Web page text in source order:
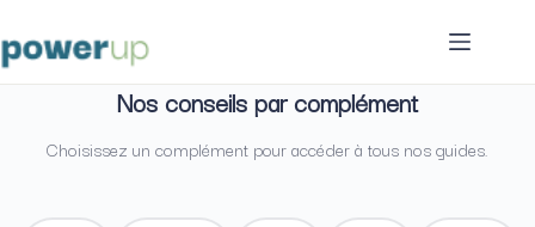
au
contenu
Nos conseils par complément
Choisissez un complément pour accéder à tous nos guides.